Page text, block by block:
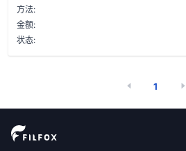
方法:
金额:
状态:
1